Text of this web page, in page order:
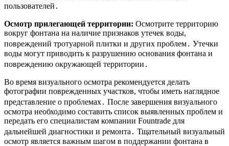
пользователей․
Осмотр прилегающей территории: Осмотрите территорию
вокруг фонтана на наличие признаков утечек воды,
повреждений тротуарной плитки и других проблем․ Утечки
воды могут приводить к разрушению основания фонтана и
повреждению окружающей территории․
Во время визуального осмотра рекомендуется делать
фотографии поврежденных участков, чтобы иметь наглядное
представление о проблемах․ После завершения визуального
осмотра необходимо составить список выявленных проблем и
передать его специалистам компании Fountrade для
дальнейшей диагностики и ремонта․ Тщательный визуальный
осмотр является важным шагом в поддержании фонтана в